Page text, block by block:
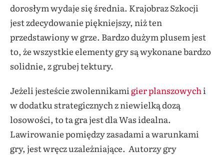
dorosłym wydaje się średnia. Krajobraz Szkocji
jest zdecydowanie piękniejszy, niż ten
przedstawiony w grze. Bardzo dużym plusem jest
to, że wszystkie elementy gry są wykonane bardzo
solidnie, z grubej tektury.
Jeżeli jesteście zwolennikamigier planszowychi
w dodatku strategicznych z niewielką dozą
losowości, to ta gra jest dla Was idealna.
Lawirowanie pomiędzy zasadami a warunkami
gry, jest wręcz uzależniające. Autorzy gry